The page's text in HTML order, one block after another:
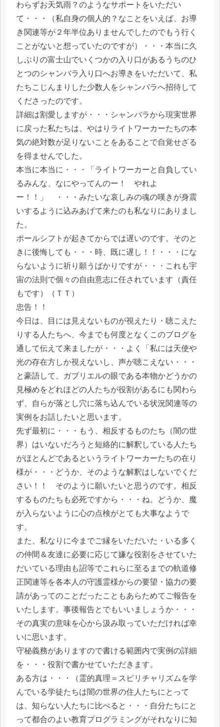
わらずお天気雨？のようなサポートをいただい
て・・・（私自身の個人的？なことをいえば、お導
き関連等が２年半位ありませんでしたのでもう行く
ことがないと想っていたのですが）・・・本当に久
しぶりの富士山でいくつかの入り口があるうちのひ
とつのシャンバラ入り口へお導きをいただいて、私
たちこじんまりした少数人をシャンバラへ招待して
くださったのです。
詳細は割愛しますが・・・シャンバラから現実世界
に戻った私たちは、やはりライトワーカーたちの本
気の絶対数が足りないことをあることで自覚せざる
を得ませんでした。
本当に本当に・・・「ライトワーカーと自負してい
るみんな、なにやってんのー！ やれよ
ー！！」 ・・・みたいな哀しみの魂の嘆きが身震
いするように込みあげて来たのも私なりにありまし
た。
ポールシフトが起きてからでは遅いのです。そのと
きに後悔しても・・・時、既に遅し！！・・・にな
らないように祈り願うばかりですが・・・これも宇
宙の法則で個々の自由意志に任されています（責任
もです）（ＴＴ）
忠告！！
今日は、目には見えないものが視えたり・聴こえた
りする人たちへ、今までも何度となくこのブログを
通して伝えて来ましたが・・・よく「私には天使や
光の存在方しか視えないし、声が聴こえない・・・
と豪語して、ガブリエルの眼である本物かどうかの
見極めをどれほどの人たちが役割があるにも関わら
ず、自らが落とし穴に落ち込んでいる状況関連等の
実例をお話したいと思います。
先ず最初に・・・もう、相反するものたち（闇の世
界）はいないだろうと短絡的に解釈している人たち
がほとんどであるというライトワーカーたちの在り
様が・・・どうか、そのような解釈はしないでくだ
さい！！ そのように願いたいと思うのです。相反
するものたちも必死ですから・・・ね。どうか、魔
が入らないように心の点検がとても大事なようで
す。
また、私なりに今までご縁をいただいた・いる多く
の仲間＆友達に必要に応じて嫌な役割をさせていた
だいている理由も詔等でこれらに至るまでの軌道修
正関連等を各本人の守護霊様からの要望・協力の要
請があってのことだったこともあらためてご報告を
いたします。事後報告とでもいいましょうか・・・
その真実の意味を心から汲み取っていただければ幸
いに思います。
守秘義務がありますので書ける範囲内で実例の詳細
を・・・役割で書かせていただきます。
ある方は・・・（霊的真理＝スピリチャリズムを学
んでいる学徒たちは闇の世界の住人たちにとって
は、知らない人たちに比べると・・・自分たちにと
って都合のよい教育プログラミングがそれなりに知